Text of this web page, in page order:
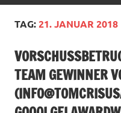
TAG:21. JANUAR 2018
TEAM GEWINNER
(